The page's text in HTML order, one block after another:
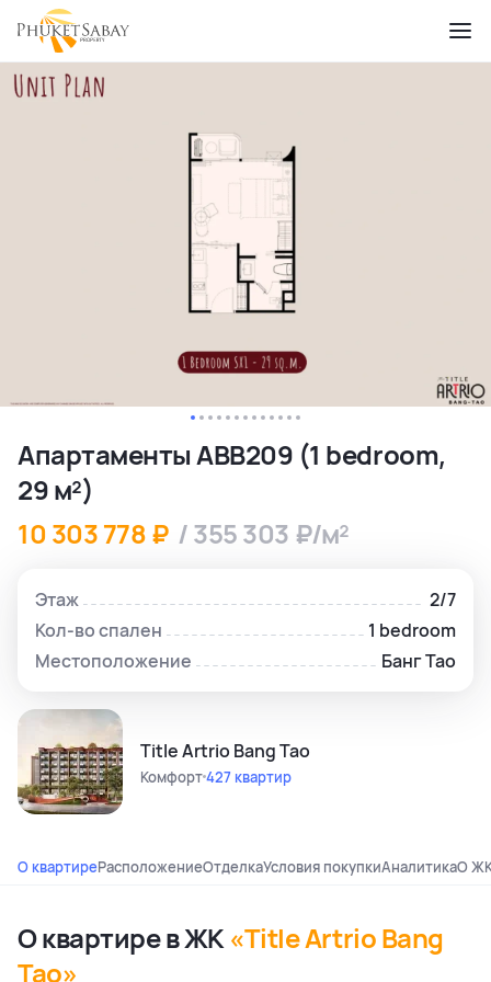
Апартаменты ABB209 (1 bedroom,
29 м²)
10 303 778 ₽ / 355 303 ₽/м²
Этаж
2/7
Кол-во спален
1 bedroom
Местоположение
Банг Тао
Title Artrio Bang Tao
Комфорт427 квартир
О квартиреРасположениеОтделкаУсловия покупкиАналитикаО
О квартире в ЖК «Title Artrio Bang
Tao»